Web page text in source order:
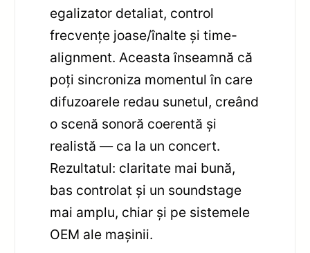
egalizator detaliat, control
frecvențe joase/înalte și time-
alignment. Aceasta înseamnă că
poți sincroniza momentul în care
difuzoarele redau sunetul, creând
o scenă sonoră coerentă și
realistă — ca la un concert.
Rezultatul: claritate mai bună,
bas controlat și un soundstage
mai amplu, chiar și pe sistemele
OEM ale mașinii.